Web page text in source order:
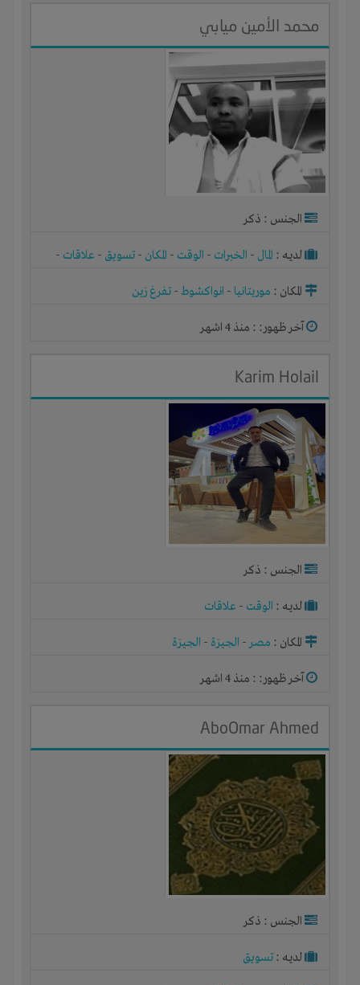
محمد الأمين ميابي
الجنس : ذكر
لديـه : المال - الخبرات - الوقت - المكان - تسويق - علاقات -
المكان : موريتانيا - انواكشوط- تفرغ زين
آخر ظهور: : منذ 4 اشهر
Karim Holail
الجنس : ذكر
لديـه : الوقت - علاقات
المكان : مصر- الجيزة - الجيزة
آخر ظهور: : منذ 4 اشهر
AboOmar Ahmed
الجنس : ذكر
لديـه : تسويق